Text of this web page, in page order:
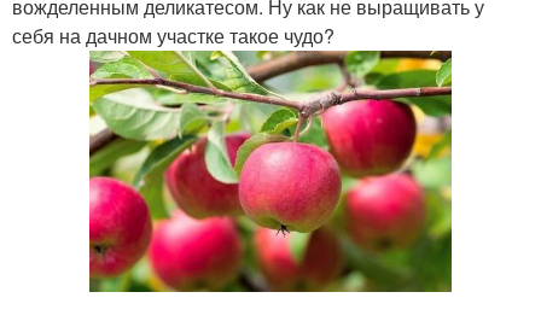
вожделенным деликатесом. Ну как не выращивать у
себя на дачном участке такое чудо?